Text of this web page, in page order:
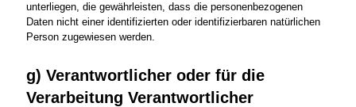
unterliegen, die gewährleisten, dass die personenbezogenen
Daten nicht einer identifizierten oder identifizierbaren natürlichen
Person zugewiesen werden.
g) Verantwortlicher oder für die
Verarbeitung Verantwortlicher